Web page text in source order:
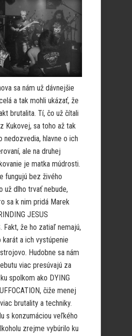
sa nám už dávnejšie
a tak mohli ukázať, že
brutalita. Tí, čo už čítali
Kukovej, sa toho až tak
nedozvedia, hlavne o ich
ale na druhej
je matka múdrosti.
fungujú bez živého
už dlho trvať nebude,
sa k nim pridá Marek
JESUS
Fakt, že ho zatiaľ nemajú,
karát a ich vystúpenie
Hudobne sa nám
viac presúvajú za
spolkom ako DYING
čiže menej
brutality a techniky.
s konzumáciou veľkého
zrejme vybúrilo ku